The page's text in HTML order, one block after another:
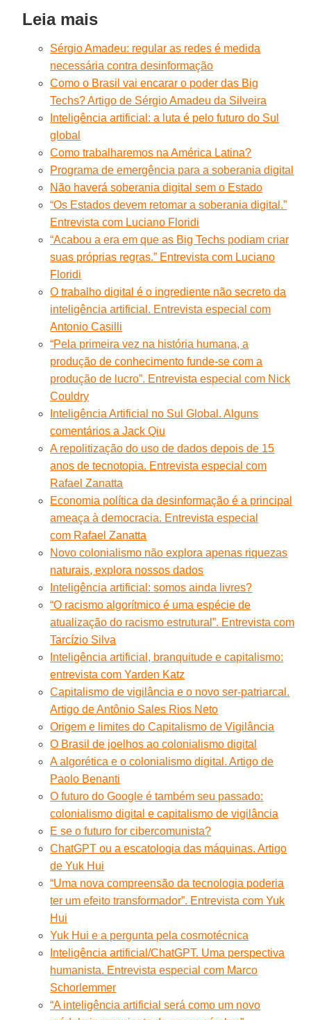
Leia mais
Sérgio Amadeu: regular as redes é medida
necessária contra desinformação
Como o Brasil vai encarar o poder das Big
Techs? Artigo de Sérgio Amadeu da Silveira
Inteligência artificial: a luta é pelo futuro do Sul
global
Como trabalharemos na América Latina?
Programa de emergência para a soberania digital
Não haverá soberania digital sem o Estado
“Os Estados devem retomar a soberania digital.”
Entrevista com Luciano Floridi
“Acabou a era em que as Big Techs podiam criar
suas próprias regras.” Entrevista com Luciano
Floridi
O trabalho digital é o ingrediente não secreto da
inteligência artificial. Entrevista especial com
Antonio Casilli
“Pela primeira vez na história humana, a
produção de conhecimento funde-se com a
produção de lucro”. Entrevista especial com Nick
Couldry
Inteligência Artificial no Sul Global. Alguns
comentários a Jack Qiu
A repolitização do uso de dados depois de 15
anos de tecnotopia. Entrevista especial com
Rafael Zanatta
Economia política da desinformação é a principal
ameaça à democracia. Entrevista especial
com Rafael Zanatta
Novo colonialismo não explora apenas riquezas
naturais, explora nossos dados
Inteligência artificial: somos ainda livres?
“O racismo algorítmico é uma espécie de
atualização do racismo estrutural”. Entrevista com
Tarcízio Silva
Inteligência artificial, branquitude e capitalismo:
entrevista com Yarden Katz
Capitalismo de vigilância e o novo ser-patriarcal.
Artigo de Antônio Sales Rios Neto
Origem e limites do Capitalismo de Vigilância
O Brasil de joelhos ao colonialismo digital
A algorética e o colonialismo digital. Artigo de
Paolo Benanti
O futuro do Google é também seu passado:
colonialismo digital e capitalismo de vigilância
E se o futuro for cibercomunista?
ChatGPT ou a escatologia das máquinas. Artigo
de Yuk Hui
“Uma nova compreensão da tecnologia poderia
ter um efeito transformador”. Entrevista com Yuk
Hui
Yuk Hui e a pergunta pela cosmotécnica
Inteligência artificial/ChatGPT. Uma perspectiva
humanista. Entrevista especial com Marco
Schorlemmer
“A inteligência artificial será como um novo